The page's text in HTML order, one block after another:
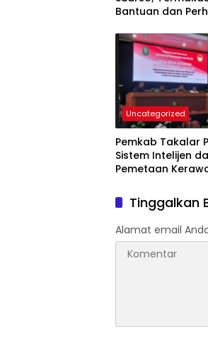
Bantuan dan
Warganya
Uncategorized
Pemkab Takalar
Sistem Intelijen
Pemetaan
Tinggalkan
Alamat email